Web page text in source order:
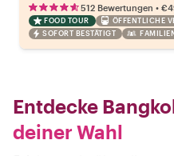
512 Bewertungen •
FOOD TOUR
ÖFFENTLICHE
SOFORT BESTÄTIGT
Entdecke
deiner Wahl